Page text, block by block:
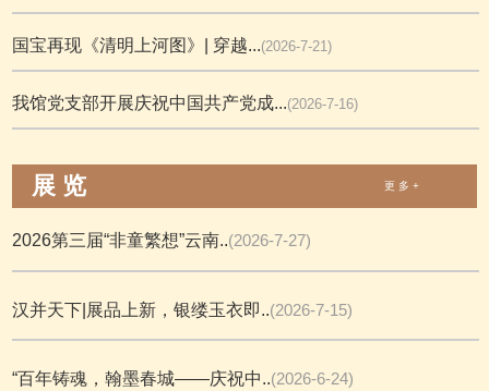
国宝再现《清明上河图》| 穿越...(2026-7-21)
我馆党支部开展庆祝中国共产党成...(2026-7-16)
展 览 更 多 +
2026第三届“非童繁想”云南..(2026-7-27)
汉并天下|展品上新，银缕玉衣即..(2026-7-15)
“百年铸魂，翰墨春城——庆祝中..(2026-6-24)